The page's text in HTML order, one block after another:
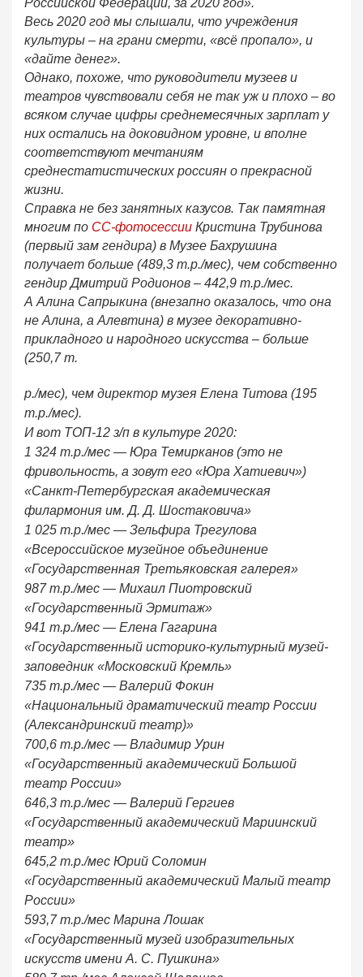
Российской Федерации, за 2020 год».
Весь 2020 год мы слышали, что учреждения
культуры – на грани смерти, «всё пропало», и
«дайте денег».
Однако, похоже, что руководители музеев и
театров чувствовали себя не так уж и плохо – во
всяком случае цифры среднемесячных зарплат у
них остались на доковидном уровне, и вполне
соответствуют мечтаниям
среднестатистических россиян о прекрасной
жизни.
Справка не без занятных казусов. Так памятная
многим по СС-фотосессии Кристина Трубинова
(первый зам гендира) в Музее Бахрушина
получает больше (489,3 т.р./мес), чем собственно
гендир Дмитрий Родионов – 442,9 т.р./мес.
А Алина Сапрыкина (внезапно оказалось, что она
не Алина, а Алевтина) в музее декоративно-
прикладного и народного искусства – больше
(250,7 т.
р./мес), чем директор музея Елена Титова (195
т.р./мес).
И вот ТОП-12 з/п в культуре 2020:
1 324 т.р./мес — Юра Темирканов (это не
фривольность, а зовут его «Юра Хатиевич»)
«Санкт-Петербургская академическая
филармония им. Д. Д. Шостаковича»
1 025 т.р./мес — Зельфира Трегулова
«Всероссийское музейное объединение
«Государственная Третьяковская галерея»
987 т.р./мес — Михаил Пиотровский
«Государственный Эрмитаж»
941 т.р./мес — Елена Гагарина
«Государственный историко-культурный музей-
заповедник «Московский Кремль»
735 т.р./мес — Валерий Фокин
«Национальный драматический театр России
(Александринский театр)»
700,6 т.р./мес — Владимир Урин
«Государственный академический Большой
театр России»
646,3 т.р./мес — Валерий Гергиев
«Государственный академический Мариинский
театр»
645,2 т.р./мес Юрий Соломин
«Государственный академический Малый театр
России»
593,7 т.р./мес Марина Лошак
«Государственный музей изобразительных
искусств имени А. С. Пушкина»